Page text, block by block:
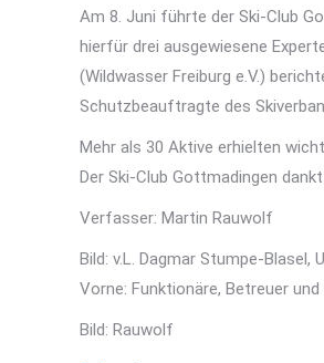
Am 8. Juni führte der Ski-Club
hierfür drei ausgewiesene
(Wildwasser Freiburg e.V.)
Schutzbeauftragte des
Mehr als 30 Aktive erhielten
Der Ski-Club Gottmadingen
Verfasser: Martin Rauwolf
Bild: v.L. Dagmar Stumpe-
Vorne: Funktionäre, Betreuer
Bild: Rauwolf